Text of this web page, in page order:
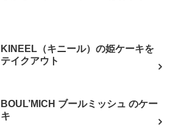
KINEEL（キニール）の姫ケーキを
テイクアウト
BOUL’MICH ブールミッシュ のケー
キ